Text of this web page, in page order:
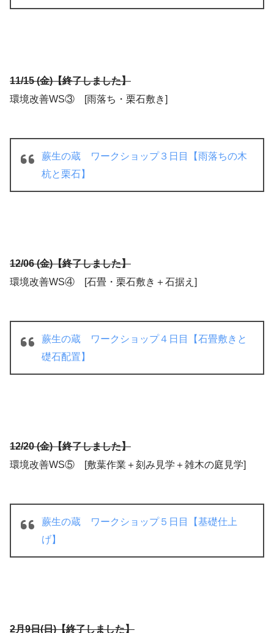
11/15 (金)【終了しました】
環境改善WS③ [雨落ち・栗石敷き]
蕨生の蔵 ワークショップ３日目【雨落ちの木
杭と栗石】
12/06 (金)【終了しました】
環境改善WS④ [石畳・栗石敷き＋石据え]
蕨生の蔵 ワークショップ４日目【石畳敷きと
礎石配置】
12/20 (金)【終了しました】
環境改善WS⑤ [敷葉作業＋刻み見学＋雑木の庭見学]
蕨生の蔵 ワークショップ５日目【基礎仕上
げ】
2月9日(日)【終了しました】